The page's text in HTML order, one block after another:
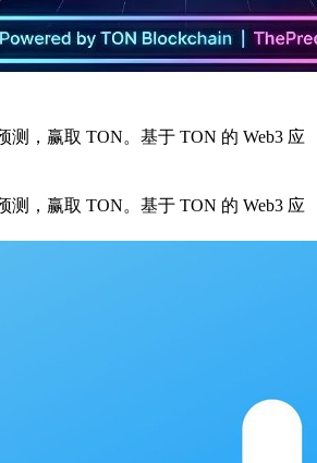
测，赢取 TON。基于 TON 的 Web3 应
测，赢取 TON。基于 TON 的 Web3 应